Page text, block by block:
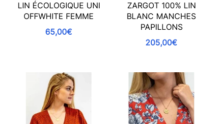
LIN ÉCOLOGIQUE UNI
OFFWHITE FEMME
65,00€
ZARGOT 100% LIN
BLANC MANCHES
PAPILLONS
205,00€